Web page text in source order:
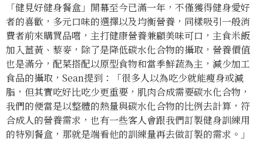
「健見好健身餐盒」開幕至今已滿一年，不僅獲得健身愛好
者的喜歡，多元口味的選擇以及均衡營養，同樣吸引一般消
費者前來購買品嚐，主打健康營養兼顧美味可口，主食米飯
加入薑黃、藜麥，除了是降低碳水化合物的攝取，營養價值
也是滿分，配菜搭配以原型食物和當季鮮蔬為主，減少加工
食品的攝取，Sean提到：「很多人以為吃少就能瘦身或減
脂，但其實吃好比吃少更重要，肌肉合成需要碳水化合物，
我們的便當是以整體的熱量與碳水化合物的比例去計算，符
合成人的營養需求，也有一些客人會跟我們訂製健身訓練用
的特別餐盒，那就是端看他的訓練量再去做訂製的需求。」